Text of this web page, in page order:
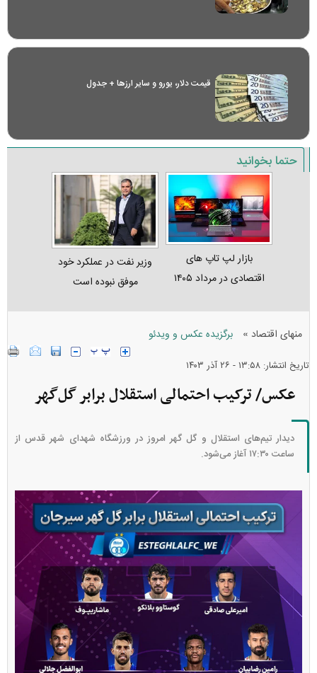
قیمت دلار، یورو و سایر ارز‌ها + جدول
حتما بخوانید
بازار لپ‌ تاپ‌ های
اقتصادی در مرداد ۱۴۰۵
وزیر نفت در عملکرد خود
موفق نبوده است
منهای اقتصاد » برگزیده عکس و ویدئو
تاریخ انتشار: ۱۳:۵۸ - ۲۶ آذر ۱۴۰۳
عکس/ ترکیب احتمالی استقلال برابر گل‌گهر
دیدار تیم‌های استقلال و گل گهر امروز در ورزشگاه شهدای شهر قدس از
ساعت ۱۷:۳۰ آغاز می‌شود.